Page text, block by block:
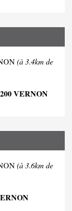
(à 3.4km de
VERNON
(à 3.6km de